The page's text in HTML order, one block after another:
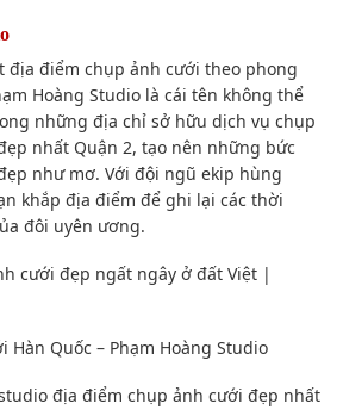
địa điểm chụp ảnh cưới theo phong
Hoàng Studio là cái tên không thể
những địa chỉ sở hữu dịch vụ chụp
nhất Quận 2, tạo nên những bức
như mơ. Với đội ngũ ekip hùng
khắp địa điểm để ghi lại các thời
đôi uyên ương.
Hàn Quốc – Phạm Hoàng Studio